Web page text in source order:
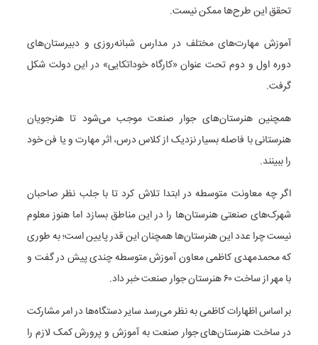
تحقق این طرح‌ها ممکن نیست.
آموزش مهارت‌های مختلف در مدارس شبانه‌روزی و دبیرستان‌های
دوره اول و دوم تحت عنوان «کارگاه خوداتکایی» در این دولت شکل
گرفت.
همچنین هنرستان‌های جوار صنعت موجب می‌شود تا هنرجویان
هنرستانی با فاصله بسیار نزدیک از کلاس درس، اثر مهارت و یا فن خود
را ببینند.
اگر چه معاونت متوسطه در ابتدا تلاش کرد تا با جلب نظر صاحبان
شهرک‌های صنعتی هنرستان‌ها را در این مناطق بسازد اما هنوز معلوم
نیست چرا عدد این هنرستان‌ها همچنان این قدر پایین است؛ به طوری
که محمدمهدی کاظمی معاون آموزش متوسطه چندی پیش در گفت و
با مهر از ساخت ۶۰ هنرستان جوار صنعت خبر داد.
بر اساس اظهارات کاظمی به نظر می‌رسد سایر دستگاه‌ها در امر مشارکت
در ساخت هنرستان‌های جوار صنعت به آموزش و پرورش کمک لازم را